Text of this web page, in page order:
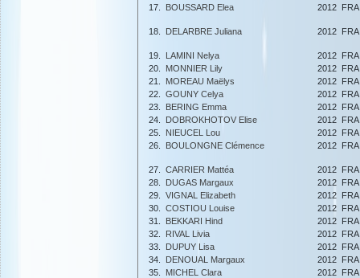
17.
BOUSSARD Elea 2012 FRA
18. DELARBRE Juliana 2012 FRA
19. LAMINI Nelya 2012 FRA
20.
MONNIER Lily 2012 FRA
21.
MOREAU Maëlys 2012 FRA
22.
GOUNY Celya 2012 FRA
23.
BERING Emma 2012 FRA
24.
DOBROKHOTOV Elise 2012 FRA
25.
NIEUCEL Lou 2012 FRA
26.
BOULONGNE Clémence 2012 FRA
27. CARRIER Mattéa 2012 FRA
28.
DUGAS Margaux 2012 FRA
29.
VIGNAL Elizabeth 2012 FRA
30.
COSTIOU Louise 2012 FRA
31.
BEKKARI Hind 2012 FRA
32.
RIVAL Livia 2012 FRA
33.
DUPUY Lisa 2012 FRA
34.
DENOUAL Margaux 2012 FRA
35.
MICHEL Clara 2012 FRA